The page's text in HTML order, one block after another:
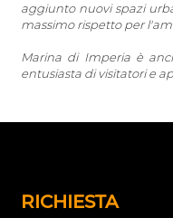
aggiunto nuovi spazi
massimo rispetto per
Marina di Imperia è
entusiasta di visitatori e
RICHIESTA